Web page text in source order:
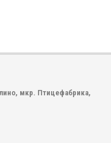
мкр. Птицефабрика,